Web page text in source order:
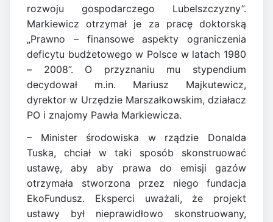
rozwoju gospodarczego Lubelszczyzny”.
Markiewicz otrzymał je za pracę doktorską
„Prawno – finansowe aspekty ograniczenia
deficytu budżetowego w Polsce w latach 1980
– 2008”. O przyznaniu mu stypendium
decydował m.in. Mariusz Majkutewicz,
dyrektor w Urzędzie Marszałkowskim, działacz
PO i znajomy Pawła Markiewicza.
– Minister środowiska w rządzie Donalda
Tuska, chciał w taki sposób skonstruować
ustawę, aby aby prawa do emisji gazów
otrzymała stworzona przez niego fundacja
EkoFundusz. Eksperci uważali, że projekt
ustawy był nieprawidłowo skonstruowany,